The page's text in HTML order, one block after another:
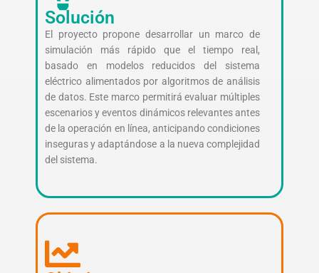
Solución
El proyecto propone desarrollar un marco de
simulación más rápido que el tiempo real,
basado en modelos reducidos del sistema
eléctrico alimentados por algoritmos de análisis
de datos. Este marco permitirá evaluar múltiples
escenarios y eventos dinámicos relevantes antes
de la operación en línea, anticipando condiciones
inseguras y adaptándose a la nueva complejidad
del sistema.